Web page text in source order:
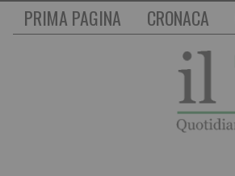
PRIMA PAGINA CRONACA